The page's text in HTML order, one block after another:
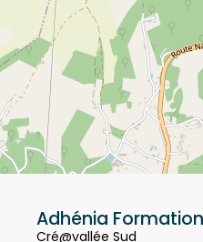
Adhénia Formation